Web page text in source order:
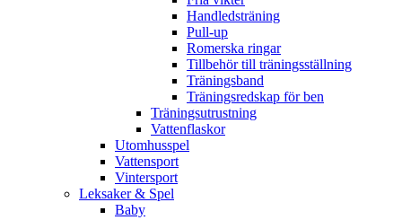
Handledsträning
Pull-up
Romerska ringar
Tillbehör till träningsställning
Träningsband
Träningsredskap för ben
Träningsutrustning
Vattenflaskor
Utomhusspel
Vattensport
Vintersport
Leksaker & Spel
Baby